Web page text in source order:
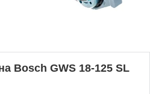
Bosch GWS 18-125 SL